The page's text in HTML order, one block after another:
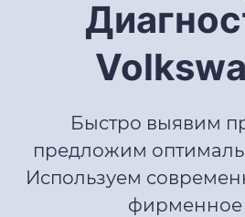
Быстро выявим
предложим
Используем